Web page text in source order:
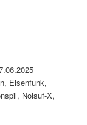
Eisenfunk,
Noisuf-X,